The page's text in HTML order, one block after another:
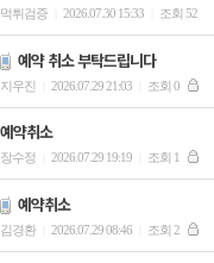
먹튀검증 2026.07.30 15:33 조회 52
예약 취소 부탁드립니다
지우진 2026.07.29 21:03 조회 0
예약취소
장수정 2026.07.29 19:19 조회 1
예약취소
김경환 2026.07.29 08:46 조회 2